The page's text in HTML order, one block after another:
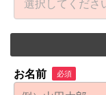
お名前 必須